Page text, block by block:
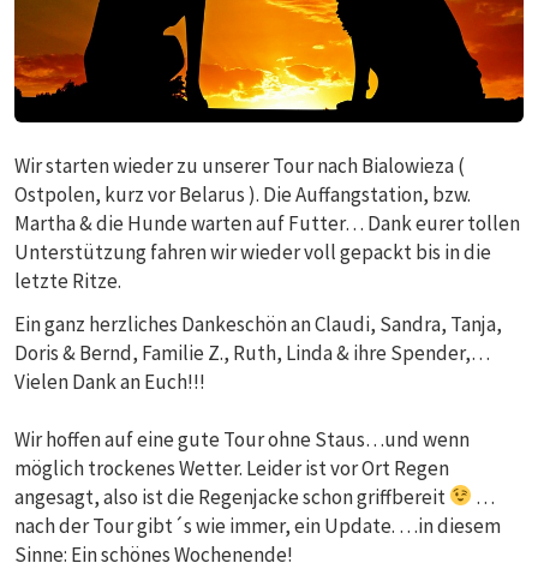
Wir starten wieder zu unserer Tour nach Bialowieza (
Ostpolen, kurz vor Belarus ). Die Auffangstation, bzw.
Martha & die Hunde warten auf Futter… Dank eurer tollen
Unterstützung fahren wir wieder voll gepackt bis in die
letzte Ritze.
Ein ganz herzliches Dankeschön an Claudi, Sandra, Tanja,
Doris & Bernd, Familie Z., Ruth, Linda & ihre Spender,…
Vielen Dank an Euch!!!
Wir hoffen auf eine gute Tour ohne Staus…und wenn
möglich trockenes Wetter. Leider ist vor Ort Regen
angesagt, also ist die Regenjacke schon griffbereit
…
nach der Tour gibt´s wie immer, ein Update. …in diesem
Sinne: Ein schönes Wochenende!